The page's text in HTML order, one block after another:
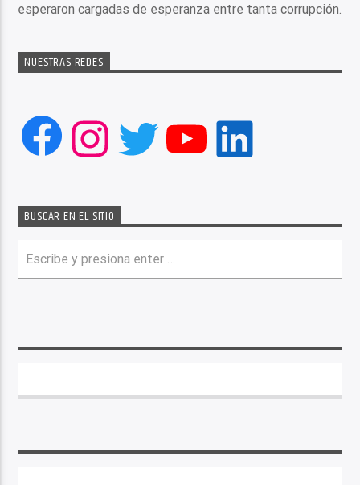
esperaron cargadas de esperanza entre tanta corrupción.
NUESTRAS REDES
Facebook
Instagram
Twitter
YouTube
LinkedIn
BUSCAR EN EL SITIO